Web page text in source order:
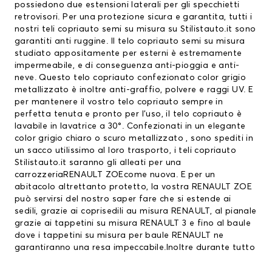
possiedono due estensioni laterali per gli specchietti
retrovisori. Per una protezione sicura e garantita, tutti i
nostri teli copriauto semi su misura su Stilistauto.it sono
garantiti anti ruggine. Il telo copriauto semi su misura
studiato appositamente per esterni è estremamente
impermeabile, e di conseguenza anti-pioggia e anti-
neve. Questo telo copriauto confezionato color grigio
metallizzato è inoltre anti-graffio, polvere e raggi UV. E
per mantenere il vostro telo copriauto sempre in
perfetta tenuta e pronto per l’uso, il telo copriauto è
lavabile in lavatrice a 30°. Confezionati in un elegante
color grigio chiaro o scuro metallizzato , sono spediti in
un sacco utilissimo al loro trasporto, i teli copriauto
Stilistauto.it saranno gli alleati per una
carrozzeriaRENAULT ZOEcome nuova. E per un
abitacolo altrettanto protetto, la vostra RENAULT ZOE
può servirsi del nostro saper fare che si estende ai
sedili, grazie aicoprisedili au misura RENAULT , al pianale
grazie ai tappetini su misura RENAULT
3 e fino al baule
dove i tappetini su misura per baule RENAULT ne
garantiranno una resa impeccabile.Inoltre durante tutto